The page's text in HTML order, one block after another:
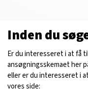
Inden du
Er du interesseret i at få
ansøgningsskemaet her
eller er du interesseret i
vores side: